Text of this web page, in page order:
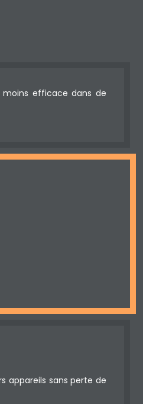
moins efficace dans de
appareils sans perte de